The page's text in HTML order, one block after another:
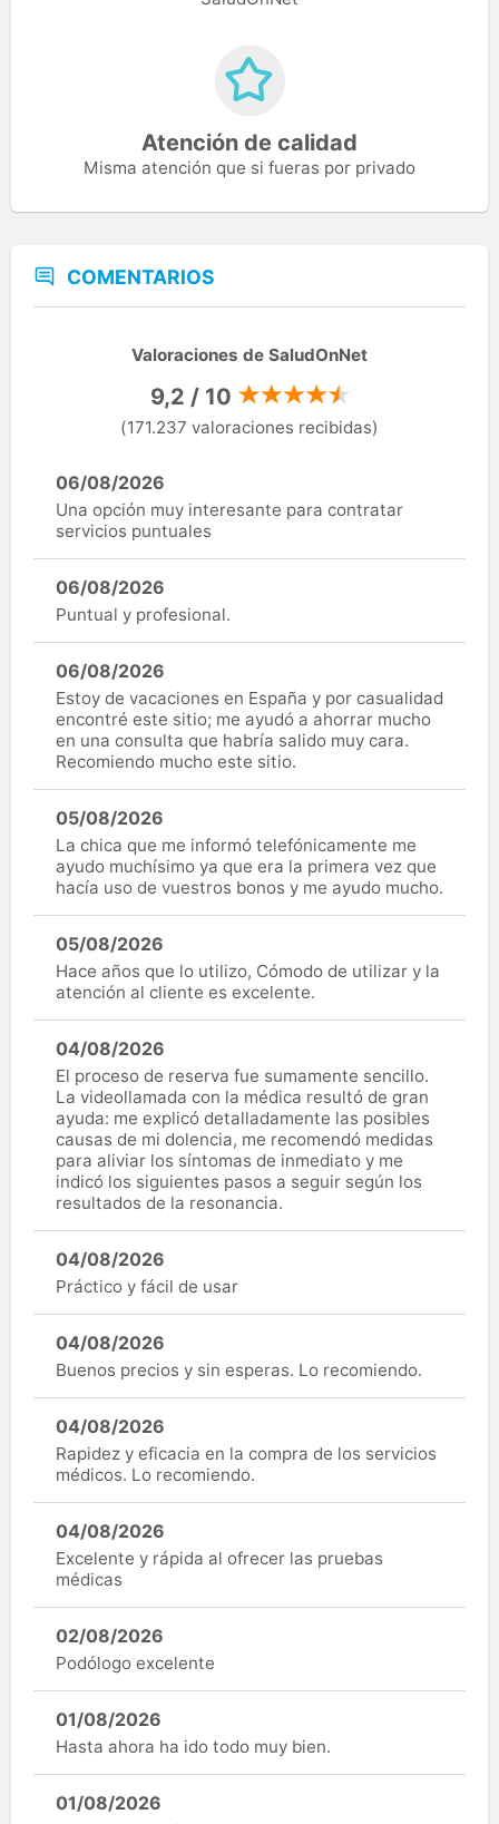
Atención de calidad
Misma atención que si fueras por privado
COMENTARIOS
Valoraciones de SaludOnNet
9,2 / 10
(171.237 valoraciones recibidas)
06/08/2026
Una opción muy interesante para contratar
servicios puntuales
06/08/2026
Puntual y profesional.
06/08/2026
Estoy de vacaciones en España y por casualidad
encontré este sitio; me ayudó a ahorrar mucho
en una consulta que habría salido muy cara.
Recomiendo mucho este sitio.
05/08/2026
La chica que me informó telefónicamente me
ayudo muchísimo ya que era la primera vez que
hacía uso de vuestros bonos y me ayudo mucho.
05/08/2026
Hace años que lo utilizo, Cómodo de utilizar y la
atención al cliente es excelente.
04/08/2026
El proceso de reserva fue sumamente sencillo.
La videollamada con la médica resultó de gran
ayuda: me explicó detalladamente las posibles
causas de mi dolencia, me recomendó medidas
para aliviar los síntomas de inmediato y me
indicó los siguientes pasos a seguir según los
resultados de la resonancia.
04/08/2026
Práctico y fácil de usar
04/08/2026
Buenos precios y sin esperas. Lo recomiendo.
04/08/2026
Rapidez y eficacia en la compra de los servicios
médicos. Lo recomiendo.
04/08/2026
Excelente y rápida al ofrecer las pruebas
médicas
02/08/2026
Podólogo excelente
01/08/2026
Hasta ahora ha ido todo muy bien.
01/08/2026